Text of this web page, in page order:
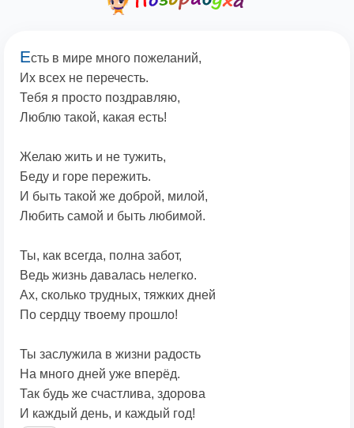
Есть в мире много пожеланий,
Их всех не перечесть.
Тебя я просто поздравляю,
Люблю такой, какая есть!
Желаю жить и не тужить,
Беду и горе пережить.
И быть такой же доброй, милой,
Любить самой и быть любимой.
Ты, как всегда, полна забот,
Ведь жизнь давалась нелегко.
Ах, сколько трудных, тяжких дней
По сердцу твоему прошло!
Ты заслужила в жизни радость
На много дней уже вперёд.
Так будь же счастлива, здорова
И каждый день, и каждый год!